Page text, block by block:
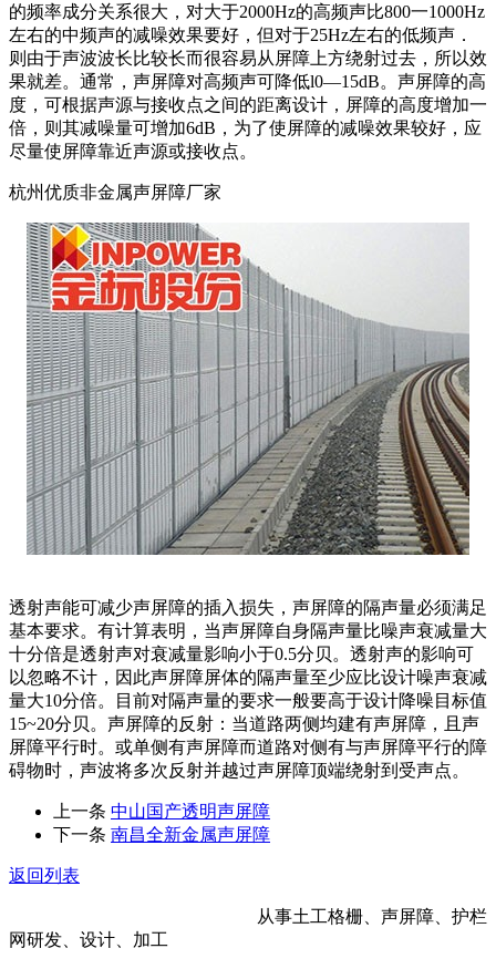
的频率成分关系很大，对大于2000Hz的高频声比800一1000Hz
左右的中频声的减噪效果要好，但对于25Hz左右的低频声．
则由于声波波长比较长而很容易从屏障上方绕射过去，所以效
果就差。通常，声屏障对高频声可降低l0—15dB。声屏障的高
度，可根据声源与接收点之间的距离设计，屏障的高度增加一
倍，则其减噪量可增加6dB，为了使屏障的减噪效果较好，应
尽量使屏障靠近声源或接收点。
杭州优质非金属声屏障厂家
透射声能可减少声屏障的插入损失，声屏障的隔声量必须满足
基本要求。有计算表明，当声屏障自身隔声量比噪声衰减量大
十分倍是透射声对衰减量影响小于0.5分贝。透射声的影响可
以忽略不计，因此声屏障屏体的隔声量至少应比设计噪声衰减
量大10分倍。目前对隔声量的要求一般要高于设计降噪目标值
15~20分贝。声屏障的反射：当道路两侧均建有声屏障，且声
屏障平行时。或单侧有声屏障而道路对侧有与声屏障平行的障
碍物时，声波将多次反射并越过声屏障顶端绕射到受声点。
上一条 中山国产透明声屏障
下一条 南昌全新金属声屏障
返回列表
从事土工格栅、声屏障、护栏
网研发、设计、加工